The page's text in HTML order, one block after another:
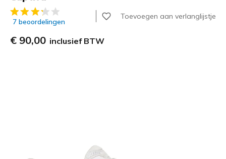
3,6 van de 5 klantbeoordelingen
7 beoordelingen
Toevoegen aan verlanglijstje
€ 90,00 inclusief BTW